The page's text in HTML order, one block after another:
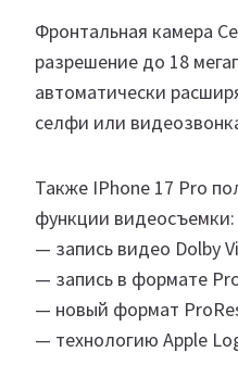
Фронтальная камера
разрешение до 18
автоматически
селфи или
Также IPhone 17 Pro
функции видеосъемки:
— запись видео Dolby
— запись в формате
— новый формат
— технологию Apple